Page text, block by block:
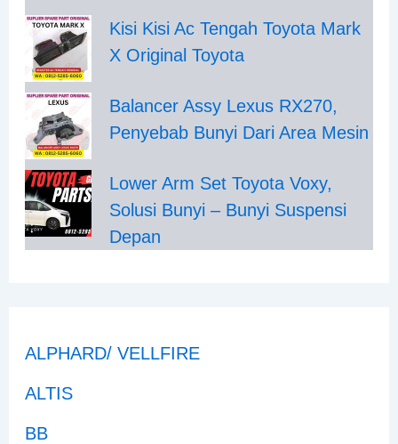
Kisi Kisi Ac Tengah Toyota Mark
X Original Toyota
Balancer Assy Lexus RX270,
Penyebab Bunyi Dari Area Mesin
Lower Arm Set Toyota Voxy,
Solusi Bunyi – Bunyi Suspensi
Depan
ALPHARD/ VELLFIRE
ALTIS
BB